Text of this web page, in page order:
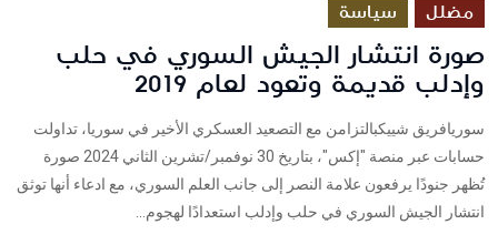
مضلل سياسة
صورة انتشار الجيش السوري في حلب
وإدلب قديمة وتعود لعام 2019
سوريافريق شييكبالتزامن مع التصعيد العسكري الأخير في سوريا، تداولت
حسابات عبر منصة "إكس"، بتاريخ 30 نوفمبر/تشرين الثاني 2024 صورة
تُظهر جنودًا يرفعون علامة النصر إلى جانب العلم السوري، مع ادعاء أنها توثق
انتشار الجيش السوري في حلب وإدلب استعدادًا لهجوم...